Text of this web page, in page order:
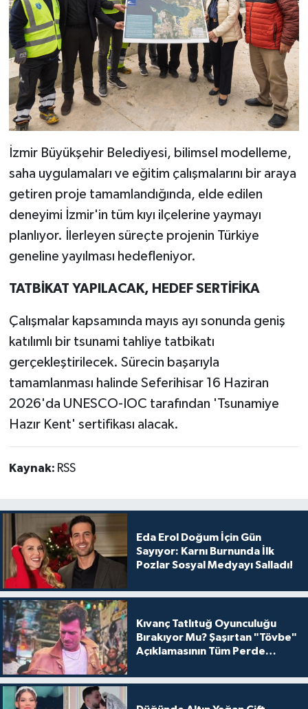
İzmir Büyükşehir Belediyesi, bilimsel modelleme,
saha uygulamaları ve eğitim çalışmalarını bir araya
getiren proje tamamlandığında, elde edilen
deneyimi İzmir'in tüm kıyı ilçelerine yaymayı
planlıyor. İlerleyen süreçte projenin Türkiye
geneline yayılması hedefleniyor.
TATBİKAT YAPILACAK, HEDEF SERTİFİKA
Çalışmalar kapsamında mayıs ayı sonunda geniş
katılımlı bir tsunami tahliye tatbikatı
gerçekleştirilecek. Sürecin başarıyla
tamamlanması halinde Seferihisar 16 Haziran
2026'da UNESCO-IOC tarafından 'Tsunamiye
Hazır Kent' sertifikası alacak.
Kaynak: RSS
Eda Erol Doğum İçin Gün
Sayıyor: Karnı Burnunda İlk
Pozlar Sosyal Medyayı Salladı!
Kıvanç Tatlıtuğ Oyunculuğu
Bırakıyor Mu? Şaşırtan "Tövbe"
Açıklamasının Tüm Perde